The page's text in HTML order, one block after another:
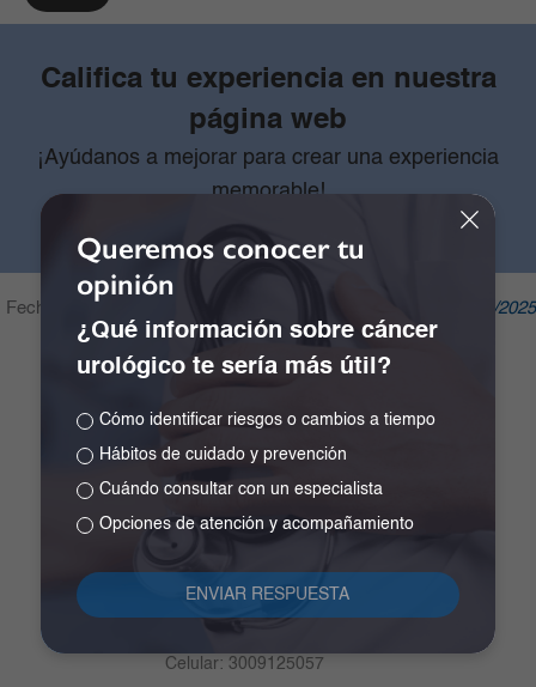
Califica tu experiencia en nuestra
página web
¡Ayúdanos a mejorar para crear una experiencia
memorable!
Fecha de publicación: 15/04/2025
Queremos conocer tu
opinión
¿Qué información sobre cáncer
urológico te sería más útil?
Cómo identificar riesgos o cambios a tiempo
Hábitos de cuidado y prevención
Cuándo consultar con un especialista
Opciones de atención y acompañamiento
+57 601 3905099 +57 601 3904887
Celular: 3009125057